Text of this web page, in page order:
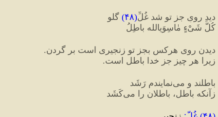
دیدِ رویِ جز تو شد غُلِّ(۴۸) گلو
کُلُّ شَیْءٍ مٰاسِوَی‎الله باطِلُ
دیدن روی هرکس بجز تو زنجیری است بر گردن.
زیرا هر چیز جز خدا باطل است.
باطلند و می‌نمایندم رَشَد
زآنکه باطل، باطلان را می‌کَشَد